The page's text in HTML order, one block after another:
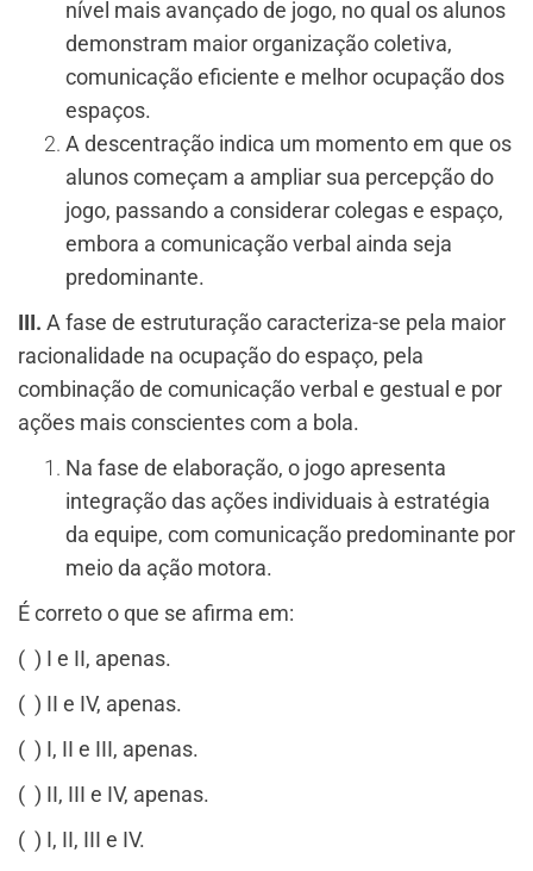
nível mais avançado de jogo, no qual os alunos
demonstram maior organização coletiva,
comunicação eficiente e melhor ocupação dos
espaços.
A descentração indica um momento em que os
alunos começam a ampliar sua percepção do
jogo, passando a considerar colegas e espaço,
embora a comunicação verbal ainda seja
predominante.
III. A fase de estruturação caracteriza-se pela maior
racionalidade na ocupação do espaço, pela
combinação de comunicação verbal e gestual e por
ações mais conscientes com a bola.
Na fase de elaboração, o jogo apresenta
integração das ações individuais à estratégia
da equipe, com comunicação predominante por
meio da ação motora.
É correto o que se afirma em:
( ) I e II, apenas.
( ) II e IV, apenas.
( ) I, II e III, apenas.
( ) II, III e IV, apenas.
( ) I, II, III e IV.